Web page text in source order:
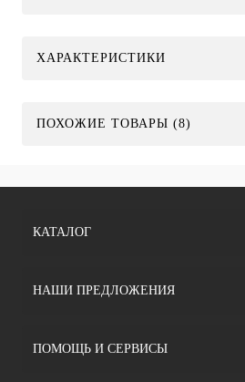
ХАРАКТЕРИСТИКИ
ПОХОЖИЕ ТОВАРЫ (8)
КАТАЛОГ
НАШИ ПРЕДЛОЖЕНИЯ
ПОМОЩЬ И СЕРВИСЫ